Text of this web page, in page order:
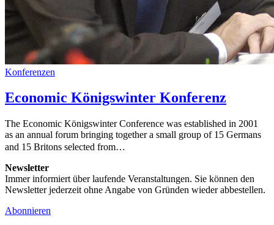
Konferenzen
Economic Königswinter Konferenz
The Economic Königswinter Conference was established in 2001
as an annual forum bringing together a small group of 15 Germans
and 15 Britons selected from…
Newsletter
Immer informiert über laufende Veranstaltungen. Sie können den
Newsletter jederzeit ohne Angabe von Gründen wieder abbestellen.
Abonnieren